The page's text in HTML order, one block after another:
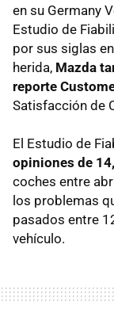
en su Germany
Estudio de
por sus siglas
herida, Mazda
reporte
Satisfacción de
El Estudio de
opiniones de
coches entre
los problemas
pasados entre
vehículo.